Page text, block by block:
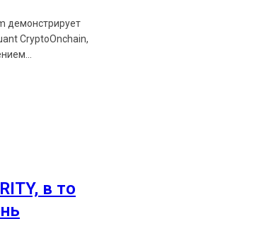
демонстрирует
CryptoOnchain,
в то